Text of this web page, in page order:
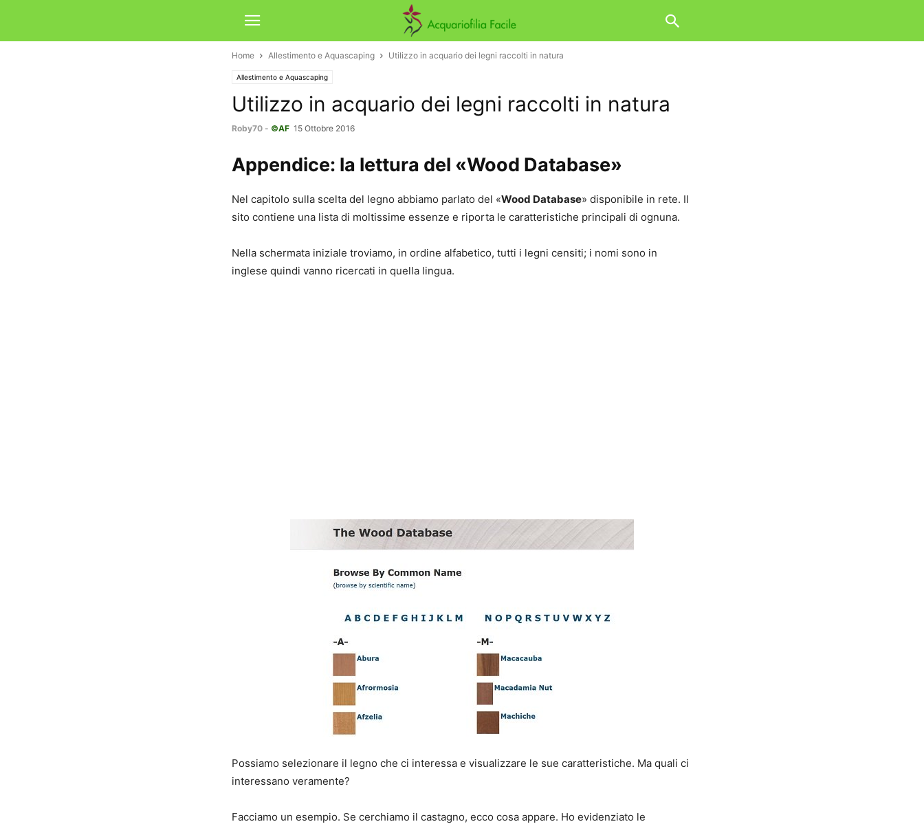
Home Allestimento e Aquascaping Utilizzo in acquario dei legni raccolti in natura
Allestimento e Aquascaping
Utilizzo in acquario dei legni raccolti in natura
Roby70 - ©AF 15 Ottobre 2016
Appendice: la lettura del «Wood Database»
Nel capitolo sulla scelta del legno abbiamo parlato del «Wood Database» disponibile in rete. Il
sito contiene una lista di moltissime essenze e riporta le caratteristiche principali di ognuna.
Nella schermata iniziale troviamo, in ordine alfabetico, tutti i legni censiti; i nomi sono in
inglese quindi vanno ricercati in quella lingua.
Possiamo selezionare il legno che ci interessa e visualizzare le sue caratteristiche. Ma quali ci
interessano veramente?
Facciamo un esempio. Se cerchiamo il castagno, ecco cosa appare. Ho evidenziato le